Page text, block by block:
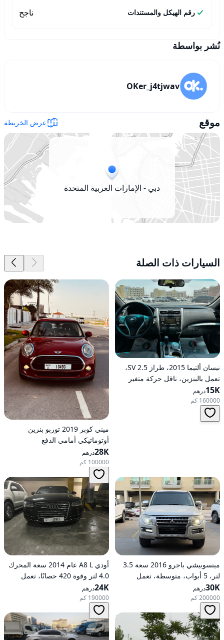
رقم الهيكل والمستندات ناجح
نُشر بواسطة
OKer_j4tjwav
موقع عرض الخريطة
دبي - الإمارات العربية المتحدة
السيارات ذات الصلة
نيسان ألتيما 2015، طراز 2.5 SV،
تعمل بالبنزين، ناقل حركة متغير
مستمر (CVT)، دفع أمامي
15Kدرهم
160000 كم
ميني كوبر 2019 توربو بنزين
أوتوماتيكي أمامي الدفع
28Kدرهم
100000 كم
ميتسوبيشي باجرو 2016 سعة 3.5
لتر، 5 أبواب، متوسطة، تعمل
بالبنزين، أوتوماتيكية، دفع رباعي
30Kدرهم
200000 كم
أودي A8 L عام 2014 سعة المحرك
4.0 لتر وقوة 420 حصانًا، تعمل
بالبنزين، ناقل حركة أوتوماتيكي، دفع
كلي للعجلات
24Kدرهم
190000 كم